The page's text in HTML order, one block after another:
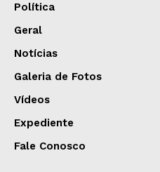
Política
Geral
Notícias
Galeria de Fotos
Vídeos
Expediente
Fale Conosco